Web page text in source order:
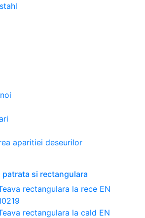
aparitiei deseurilor
patrata si rectangulara
rectangulara la rece EN
rectangulara la cald EN